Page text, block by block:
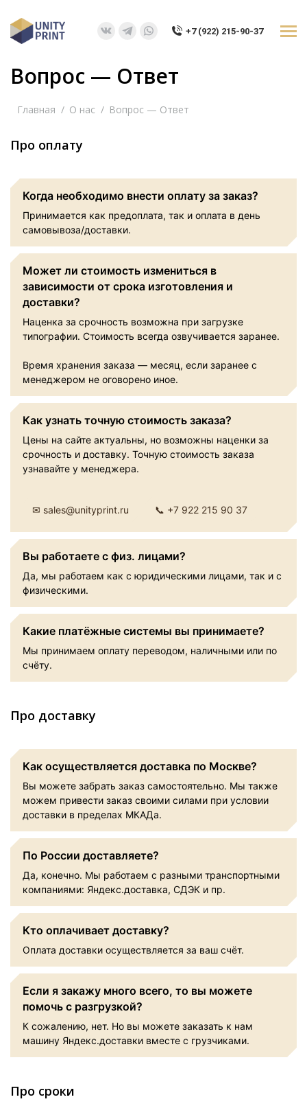
Вконтакте
opens
new
Telegram
opens
new
Whatsapp
opens
new
+7 (922) 215-90-37
Вопрос — Ответ
Вы здесь:
Главная О нас Вопрос — Ответ
Про оплату
Когда необходимо внести оплату за заказ?
Принимается как предоплата, так и оплата в день
самовывоза/доставки.
Может ли стоимость измениться в
зависимости от срока изготовления и
доставки?
Наценка за срочность возможна при загрузке
типографии. Стоимость всегда озвучивается заранее.
Время хранения заказа — месяц, если заранее с
менеджером не оговорено иное.
Как узнать точную стоимость заказа?
Цены на сайте актуальны, но возможны наценки за
срочность и доставку. Точную стоимость заказа
узнавайте у менеджера.
✉ sales@unityprint.ru 📞 +7 922 215 90 37
Вы работаете с физ. лицами?
Да, мы работаем как с юридическими лицами, так и с
физическими.
Какие платёжные системы вы принимаете?
Мы принимаем оплату переводом, наличными или по
счёту.
Про доставку
Как осуществляется доставка по Москве?
Вы можете забрать заказ самостоятельно. Мы также
можем привести заказ своими силами при условии
доставки в пределах МКАДа.
По России доставляете?
Да, конечно. Мы работаем с разными транспортными
компаниями: Яндекс.доставка, СДЭК и пр.
Кто оплачивает доставку?
Оплата доставки осуществляется за ваш счёт.
Если я закажу много всего, то вы можете
помочь с разгрузкой?
К сожалению, нет. Но вы можете заказать к нам
машину Яндекс.доставки вместе с грузчиками.
Про сроки